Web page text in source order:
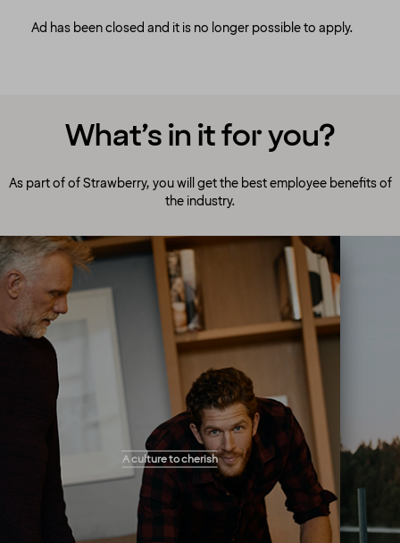
Ad has been closed and it is no longer possible to apply.
What’s in it for you?
As part of of Strawberry, you will get the best employee benefits of
the industry.
A culture to cherish
A culture to cherish
Our people always make guests their top
priority! Our warm and welcoming atmosphere
creates the right setting for you to flourish and
work your magic. You will get the freedom you
need to perform your tasks and solve
problems as they arise in the best way you see